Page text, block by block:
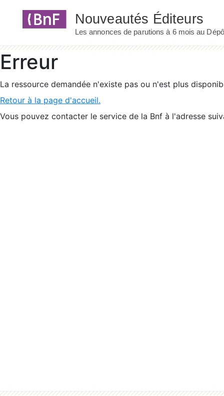
Erreur
La ressource demandée n'existe pas ou n'est plus
Retour à la page d'accueil.
Vous pouvez contacter le service de la Bnf à l'adresse